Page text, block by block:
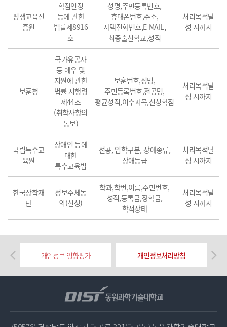
평생교육진
흥원
학점인정
등에 관한
법률제8916
호
성명,주민등록번호,
휴대폰번호,주소,
자택전화번호,E-MAIL,
최종출신학교,성적
처리목적달
성 시까지
보훈청
국가유공자
등 예우 및
지원에 관한
법률 시행령
제44조
(취학사항의
통보)
보훈번호,성명,
주민등록번호,전공명,
평균성적,이수과목,신청학점
처리목적달
성 시까지
국립특수교
육원
장애인 등에
대한
특수교육법
전공, 입학구분, 장애종류,
장애등급
처리목적달
성 시까지
한국장학재
단
정보주체동
의(신청)
학과,학번,이름,주민번호,
성적,등록금,장학금,
학적상태
처리목적달
성 시까지
개인정보 영향평가 개인정보처리방침